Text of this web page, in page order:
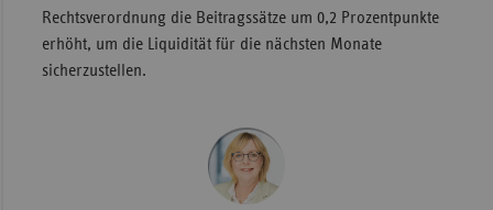
Rechtsverordnung die Beitragssätze um 0,2 Prozentpunkte
erhöht, um die Liquidität für die nächsten Monate
sicherzustellen.